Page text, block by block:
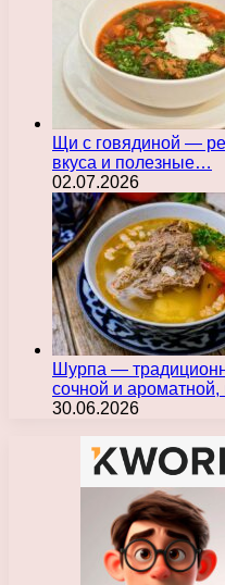
Щи с говядиной —
вкуса и полезные…
02.07.2026
Шурпа —
сочной и
30.06.2026